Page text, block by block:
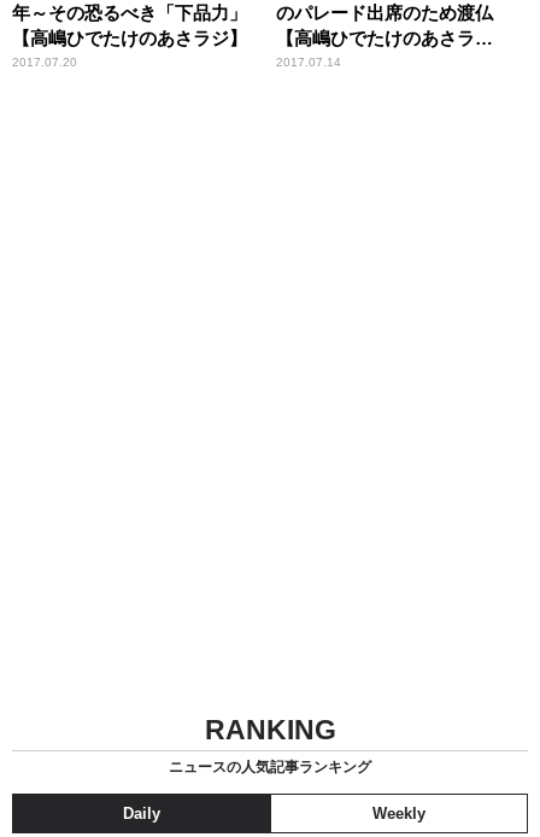
年～その恐るべき「下品力」
【高嶋ひでたけのあさラジ】
2017.07.20
のパレード出席のため渡仏
【高嶋ひでたけのあさラ
ジ！】
2017.07.14
RANKING
ニュースの人気記事ランキング
Daily Weekly